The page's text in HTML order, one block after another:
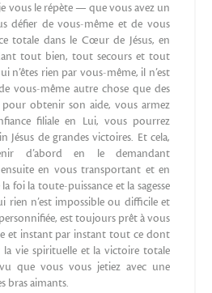
vous le répète — que vous avez un
défier de vous-même et de vous
totale dans le Cœur de Jésus, en
tout bien, tout secours et tout
n’êtes rien par vous-même, il n’est
vous-même autre chose que des
pour obtenir son aide, vous armez
filiale en Lui, vous pourrez
Jésus de grandes victoires. Et cela,
d’abord en le demandant
en vous transportant et en
foi la toute-puissance et la sagesse
rien n’est impossible ou difficile et
est toujours prêt à vous
et instant par instant tout ce dont
vie spirituelle et la victoire totale
que vous vous jetiez avec une
bras aimants.